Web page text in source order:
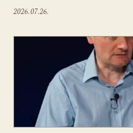
2026.07.26.